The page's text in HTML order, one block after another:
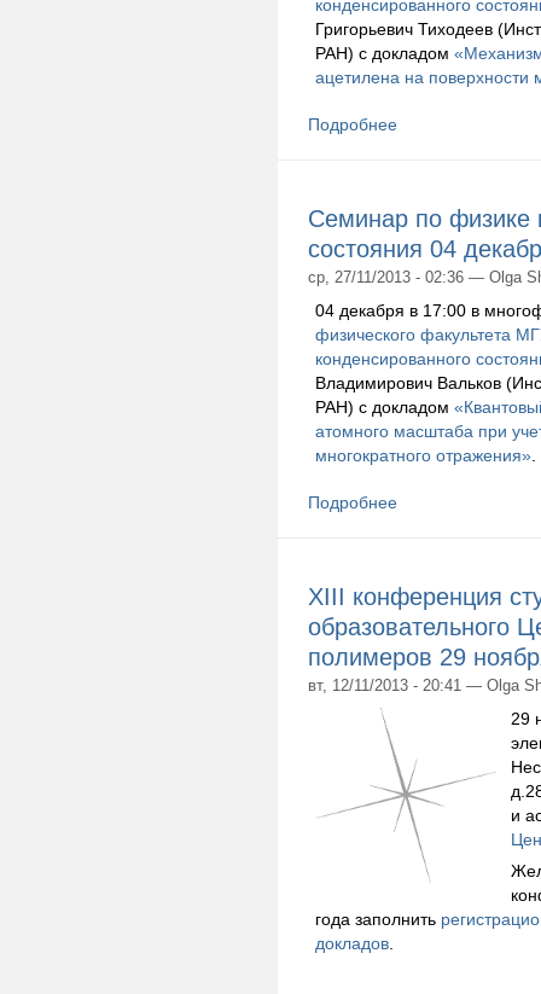
конденсированного
Григорьевич Тиходеев
РАН) с докладом
ацетилена на
Подробнее
Семинар по физике
состояния 04
ср, 27/11/2013 - 02:36 — Olga
04 декабря в 17:00 в
физического факультета
конденсированного
Владимирович Вальков
РАН) с докладом
атомного масштаба при
многократного отражения»
Подробнее
XIII конференция
образовательного
полимеров 29
вт, 12/11/2013 - 20:41 — Olga
29
и
года заполнить
докладов.